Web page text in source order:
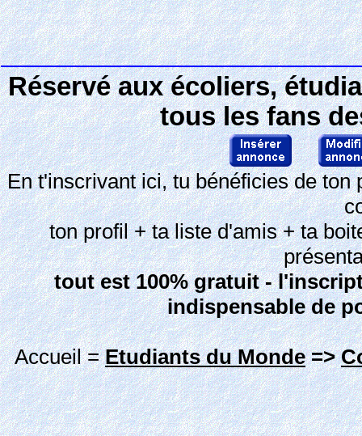
Réservé aux écoliers,
tous les fans
En t'inscrivant ici, tu bénéficies de
ton profil + ta liste d'amis + ta
tout est 100% gratuit -
indispensable de
Accueil =Etudiants du Monde=>